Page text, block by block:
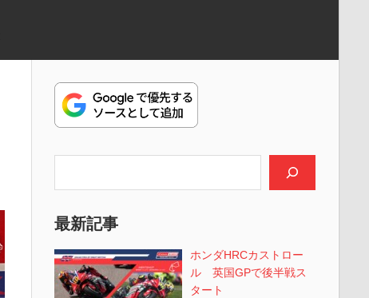
最新記事
ホンダHRCカストロー
ル 英国GPで後半戦ス
タート